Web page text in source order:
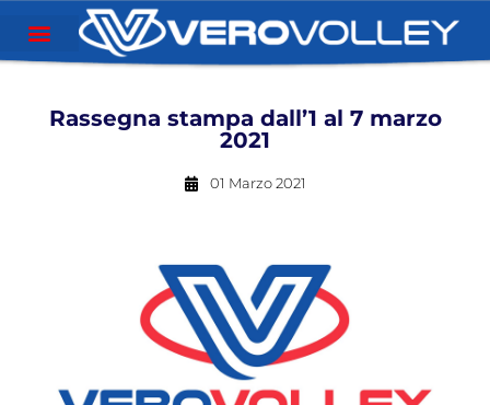
Rassegna stampa dall’1 al 7 marzo
2021
01 Marzo 2021